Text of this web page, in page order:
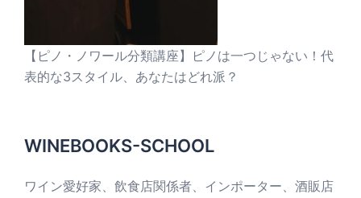
【ピノ・ノワール分類講座】ピノは一つじゃない！代
表的な3スタイル、あなたはどれ派？
WINEBOOKS-SCHOOL
ワイン愛好家、飲食店関係者、インポーター、酒販店